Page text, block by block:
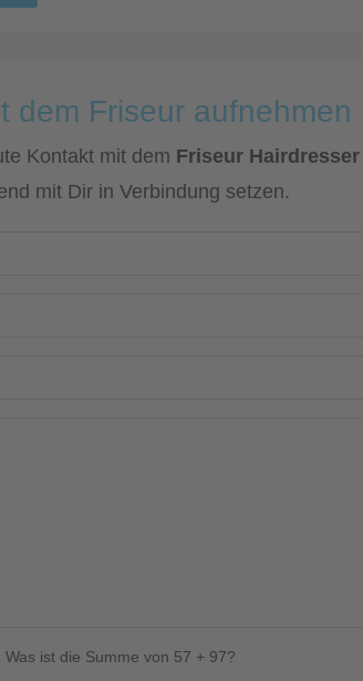
dem Friseur aufnehmen
Kontakt mit dem Friseur
mit Dir in Verbindung setzen.
Was ist die Summe von 57 + 97?